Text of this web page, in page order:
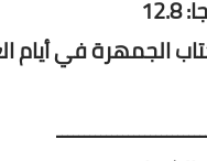
الجمهرة في أيام